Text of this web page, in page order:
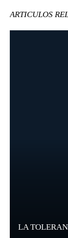
ARTICULOS
LA